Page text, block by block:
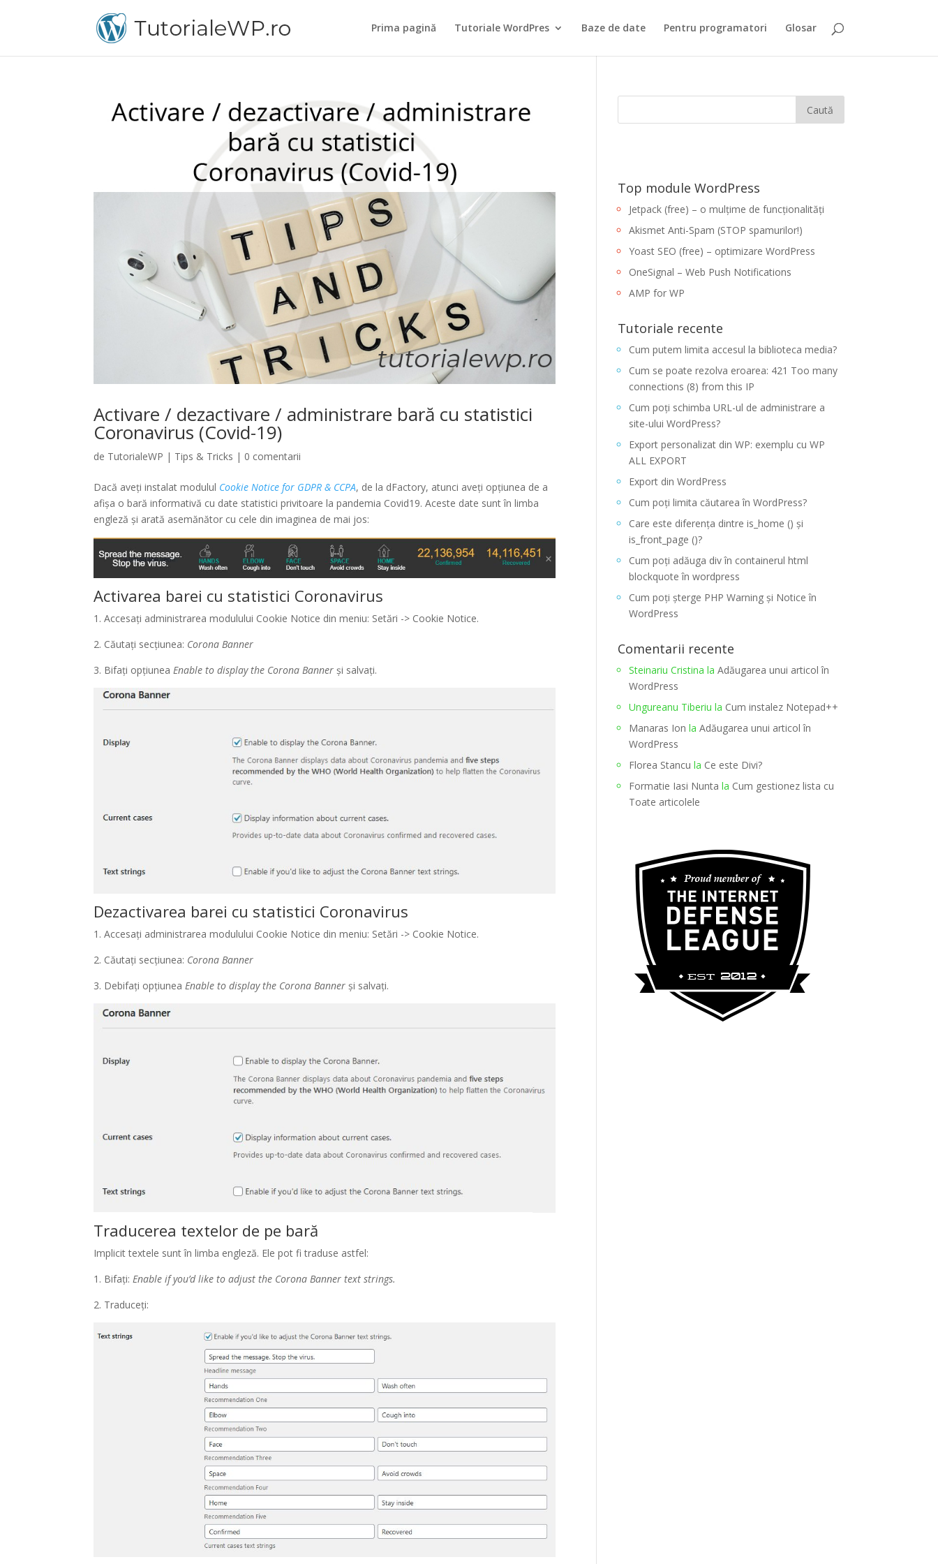
Prima pagină Tutoriale WordPres Baze de date Pentru programatori Glosar
Activare / dezactivare / administrare bară cu statistici
Coronavirus (Covid-19)
de TutorialeWP | Tips & Tricks | 0 comentarii
Dacă aveți instalat modulul Cookie Notice for GDPR & CCPA, de la dFactory, atunci aveți opțiunea de a
afișa o bară informativă cu date statistici privitoare la pandemia Covid19. Aceste date sunt în limba
engleză și arată asemănător cu cele din imaginea de mai jos:
Activarea barei cu statistici Coronavirus
1. Accesați administrarea modulului Cookie Notice din meniu: Setări -> Cookie Notice.
2. Căutați secțiunea: Corona Banner
3. Bifați opțiunea Enable to display the Corona Banner și salvați.
Dezactivarea barei cu statistici Coronavirus
1. Accesați administrarea modulului Cookie Notice din meniu: Setări -> Cookie Notice.
2. Căutați secțiunea: Corona Banner
3. Debifați opțiuneaEnable to display the Corona Banner și salvați.
Traducerea textelor de pe bară
Implicit textele sunt în limba engleză. Ele pot fi traduse astfel:
1. Bifați: Enable if you’d like to adjust the Corona Banner text strings.
2. Traduceți:
Top module WordPress
Jetpack (free) – o mulțime de funcționalități
Akismet Anti-Spam (STOP spamurilor!)
Yoast SEO (free) – optimizare WordPress
OneSignal – Web Push Notifications
AMP for WP
Tutoriale recente
Cum putem limita accesul la biblioteca media?
Cum se poate rezolva eroarea: 421 Too many
connections (8) from this IP
Cum poți schimba URL-ul de administrare a
site-ului WordPress?
Export personalizat din WP: exemplu cu WP
ALL EXPORT
Export din WordPress
Cum poți limita căutarea în WordPress?
Care este diferența dintre is_home () și
is_front_page ()?
Cum poți adăuga div în containerul html
blockquote în wordpress
Cum poți șterge PHP Warning și Notice în
WordPress
Comentarii recente
Steinariu Cristina la Adăugarea unui articol în
WordPress
Ungureanu Tiberiu la Cum instalez Notepad++
Manaras Ion la Adăugarea unui articol în
WordPress
Florea Stancu la Ce este Divi?
Formatie Iasi Nunta la Cum gestionez lista cu
Toate articolele